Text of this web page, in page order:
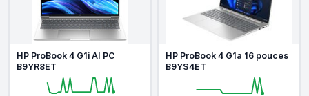
HP ProBook 4 G1i AI PC
B9YR8ET
HP ProBook 4 G1a 16 pouces
B9YS4ET